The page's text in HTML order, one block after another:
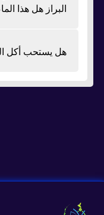
البراز هل هذا
هل يستحب أكل